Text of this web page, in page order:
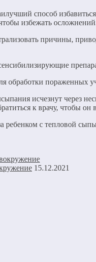
способ
избежать
причины,
обработки
исчезнут через
к врачу, чтобы
ребенком с тепловой
15.12.2021